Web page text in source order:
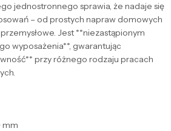
jednostronnego sprawia, że nadaje się
– od prostych napraw domowych
Jest **niezastąpionym
wyposażenia**, gwarantując
przy różnego rodzaju pracach
mm